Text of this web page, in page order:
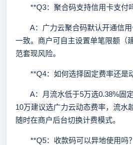
**Q3：聚合码支持信用卡支付
A：广力云聚合码默认开通信用
一致。商户可自主设置单笔限额（
范套现风险。
**Q4：如何选择固定费率还是
A：月流水低于5万选0.38%固
10万建议选广力云动态费率，流水
随时在商户后台切换计费模式。
**Q5：收款码可以异地使用吗